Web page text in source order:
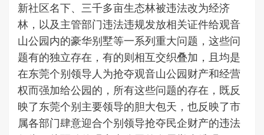
新社区名下、三千多亩生态林被违法改为经济
林，以及主管部门违法违规发放相关证件给观音
山公园内的豪华别墅等一系列重大问题，这些问
题有的独立存在，有的则相互交织叠加，且均是
在东莞个别领导人为抢夺观音山公园财产和经营
权而强加给公园的，所有这些问题的存在，既反
映了东莞个别主要领导的胆大包天，也反映了市
属各部门肆意迎合个别领导抢夺民企财产的违法